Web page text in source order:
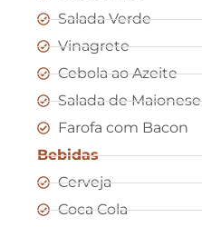
Salada Verde
Vinagrete
Cebola ao Azeite
Salada de Maionese
Farofa com Bacon
Bebidas
Cerveja
Coca Cola